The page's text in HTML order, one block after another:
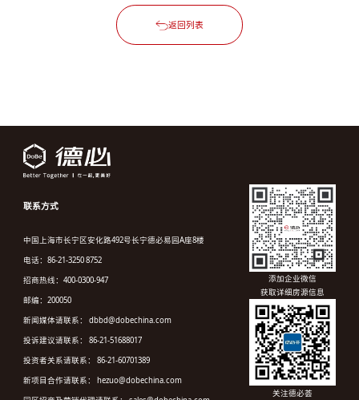
返回列表
联系方式
中国上海市长宁区安化路492号长宁德必易园A座8楼
电话：86-21-3250 8752
招商热线：400-0300-947
邮编：200050
新闻媒体请联系： dbbd@dobechina.com
投诉建议请联系： 86-21-51688017
投资者关系请联系： 86-21-60701389
新项目合作请联系： hezuo@dobechina.com
添加企业微信
获取详细房源信息
关注德必荟